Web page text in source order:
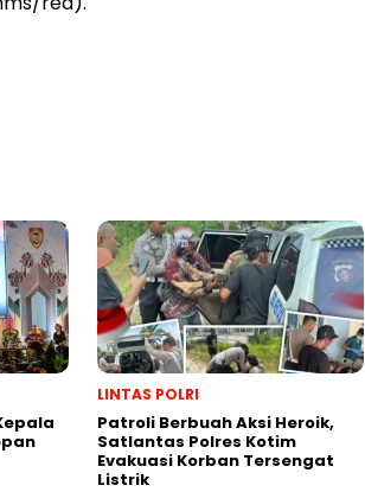
LINTAS POLRI
Patroli Berbuah Aksi Heroik,
Satlantas Polres Kotim
Evakuasi Korban Tersengat
Listrik